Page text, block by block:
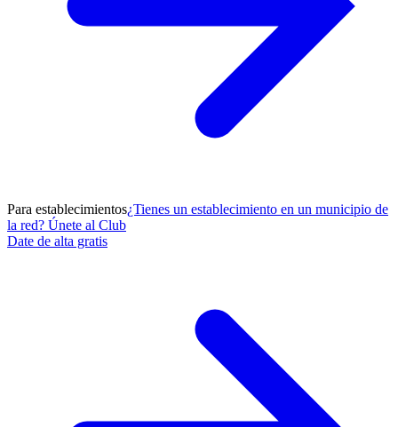
Para establecimientos¿Tienes un establecimiento en un municipio de
la red? Únete al Club
Date de alta gratis